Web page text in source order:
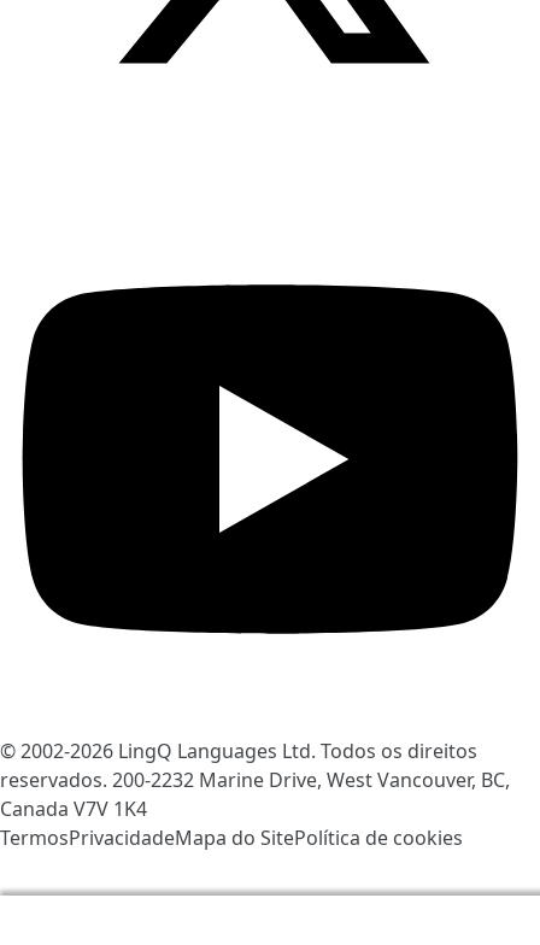
© 2002-2026 LingQ Languages Ltd. Todos os direitos
reservados. 200-2232 Marine Drive, West Vancouver, BC,
Canada V7V 1K4
TermosPrivacidadeMapa do SitePolítica de cookies